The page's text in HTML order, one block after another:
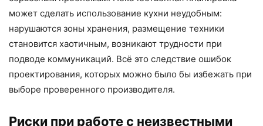
может сделать использование кухни неудобным:
нарушаются зоны хранения, размещение техники
становится хаотичным, возникают трудности при
подводе коммуникаций. Всё это следствие ошибок
проектирования, которых можно было бы избежать при
выборе проверенного производителя.
Риски при работе с неизвестными